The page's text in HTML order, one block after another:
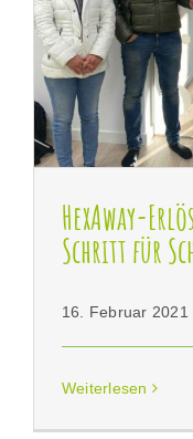
HexAway-Erlös
HexAway-
Schritt für
16. Februar 2021
Weiterlesen